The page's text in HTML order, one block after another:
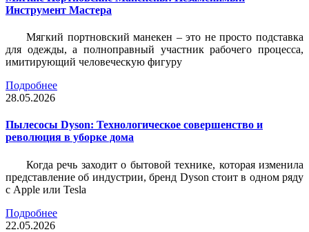
Инструмент Мастера
Мягкий портновский манекен – это не просто подставка
для одежды, а полноправный участник рабочего процесса,
имитирующий человеческую фигуру
Подробнее
28.05.2026
Пылесосы Dyson: Технологическое совершенство и
революция в уборке дома
Когда речь заходит о бытовой технике, которая изменила
представление об индустрии, бренд Dyson стоит в одном ряду
с Apple или Tesla
Подробнее
22.05.2026